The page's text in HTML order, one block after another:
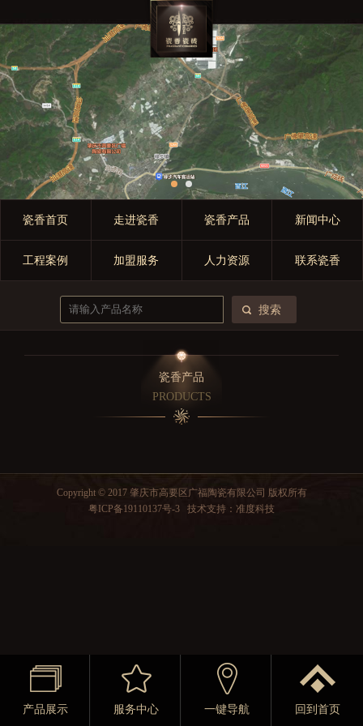
瓷香首页 走进瓷香 瓷香产品 新闻中心
工程案例 加盟服务 人力资源 联系瓷香
瓷香产品
PRODUCTS
Copyright © 2017 肇庆市高要区广福陶瓷有限公司 版权所有
粤ICP备19110137号-3
技术支持： 准度科技
产品展示 服务中心 一键导航 回到首页